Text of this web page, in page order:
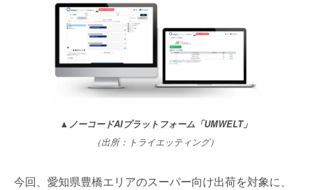
▲ノーコードAIプラットフォーム「UMWELT」
（出所：トライエッティング）
今回、愛知県豊橋エリアのスーパー向け出荷を対象に、